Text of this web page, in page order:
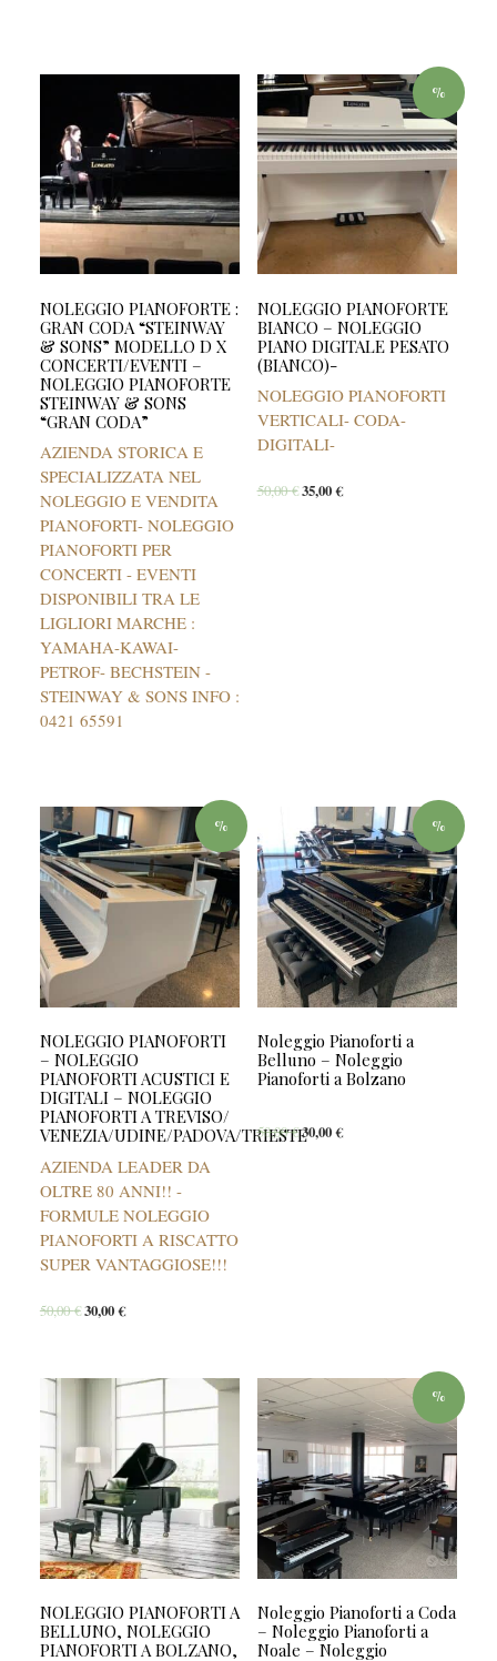
NOLEGGIO PIANOFORTE :
GRAN CODA “STEINWAY
& SONS” MODELLO D X
CONCERTI/EVENTI –
NOLEGGIO PIANOFORTE
STEINWAY & SONS
“GRAN CODA”
AZIENDA STORICA E
SPECIALIZZATA NEL
NOLEGGIO E VENDITA
PIANOFORTI- NOLEGGIO
PIANOFORTI PER
CONCERTI - EVENTI
DISPONIBILI TRA LE
LIGLIORI MARCHE :
YAMAHA-KAWAI-
PETROF- BECHSTEIN -
STEINWAY & SONS INFO :
0421 65591
%
NOLEGGIO PIANOFORTE
BIANCO – NOLEGGIO
PIANO DIGITALE PESATO
(BIANCO)-
NOLEGGIO PIANOFORTI
VERTICALI- CODA-
DIGITALI-
50,00€35,00€
%
NOLEGGIO PIANOFORTI
– NOLEGGIO
PIANOFORTI ACUSTICI E
DIGITALI – NOLEGGIO
PIANOFORTI A TREVISO/
VENEZIA/UDINE/PADOVA/TRIESTE
AZIENDA LEADER DA
OLTRE 80 ANNI!! -
FORMULE NOLEGGIO
PIANOFORTI A RISCATTO
SUPER VANTAGGIOSE!!!
50,00€30,00€
%
Noleggio Pianoforti a
Belluno – Noleggio
Pianoforti a Bolzano
50,00€30,00€
NOLEGGIO PIANOFORTI A
BELLUNO, NOLEGGIO
PIANOFORTI A BOLZANO,
%
Noleggio Pianoforti a Coda
– Noleggio Pianoforti a
Noale – Noleggio